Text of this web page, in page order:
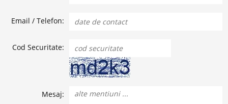
Email / Telefon:
Cod Securitate:
Mesaj: